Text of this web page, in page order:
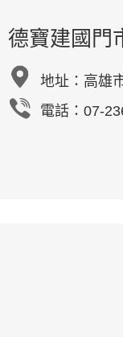
德寶建國門
地址： 高雄
電話：07-